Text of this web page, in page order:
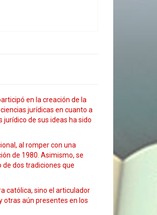
en la creación de la
jurídicas en cuanto a
de sus ideas ha sido
al romper con una
de 1980. Asimismo, se
dos tradiciones que
católica, sino el articulador
otras aún presentes en los